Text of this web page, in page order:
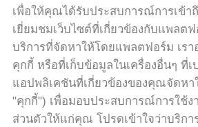
ข่าว
ขอ
ใบ
เพื่อให้คุณได้รับประสบการณ์การเข้า
เยี่ยมชมเว็บไซต์ที่เกี่ยวข้องกับแพลตฟ
บริการที่จัดหาให้โดยแพลตฟอร์ม เร
คุกกี้ หรือที่เก็บข้อมูลในเครื่องอื่นๆ ที่เ
แอปพลิเคชันที่เกี่ยวข้องของคุณจัดหา
"คุกกี้") เพื่อมอบประสบการณ์การใช้ง
ส่วนตัวให้แก่คุณ โปรดเข้าใจว่าบริกา